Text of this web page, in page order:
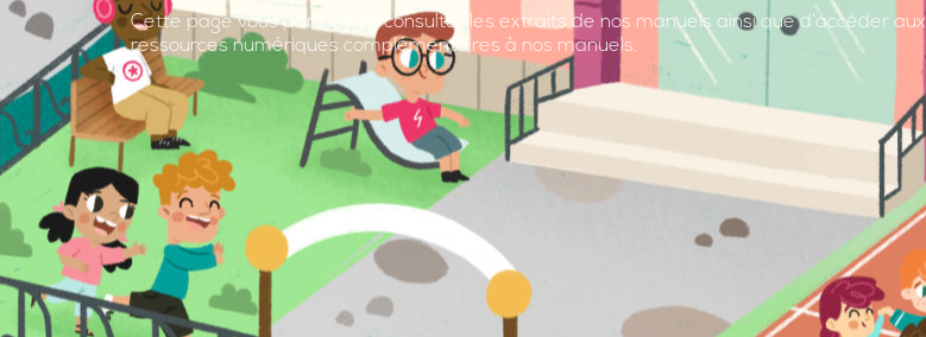
Cette page vous permet de consulter les extraits de nos manuels ainsi que d’accéder aux
ressources numériques complémentaires à nos manuels.